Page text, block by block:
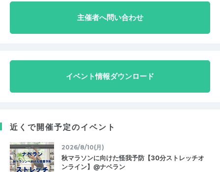
主催者へ問い合わせ
イベント情報ダウンロード
近くで開催予定のイベント
2026/8/10(月)
秋マラソンに向けた怪我予防【30分ストレッチオ
ンライン】@ナベラン